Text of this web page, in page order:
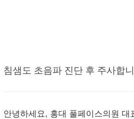
침샘도 초음파 진단 후 주사합
안녕하세요, 홍대 풀페이스의원 대